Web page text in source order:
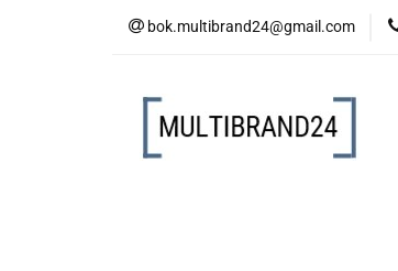
bok.multibrand24@gmail.com
MEBLE